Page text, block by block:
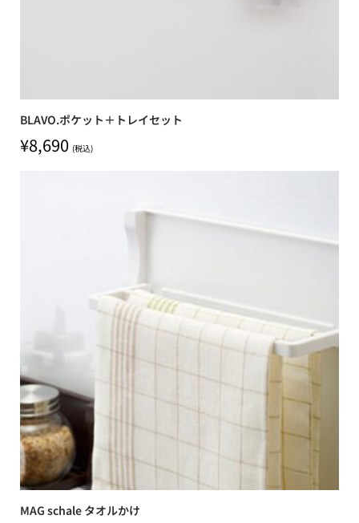
BLAVO.ポケット＋トレイセット
¥8,690 (税込)
MAG schale タオルかけ